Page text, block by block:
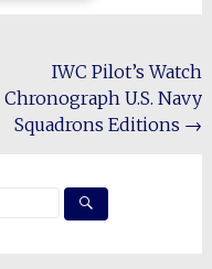
IWC Pilot’s Watch
Chronograph U.S. Navy
Squadrons Editions →